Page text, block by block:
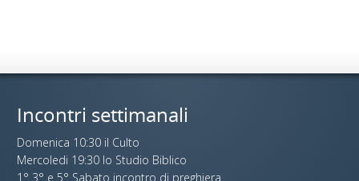
Incontri settimanali
Domenica 10:30 il Culto
Mercoledi 19:30 lo Studio Biblico
1° 3° e 5° Sabato incontro di preghiera